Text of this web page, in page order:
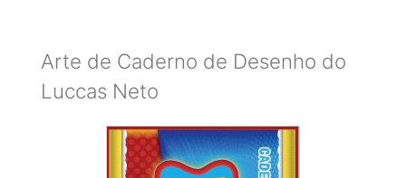
Arte de Caderno de Desenho do
Luccas Neto